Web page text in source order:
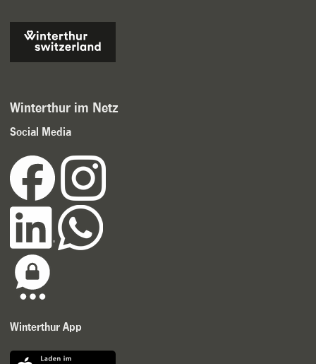
Winterthur im Netz
Social Media
Winterthur App